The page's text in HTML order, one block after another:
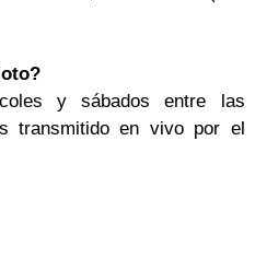
y sábados entre las
transmitido en vivo por el